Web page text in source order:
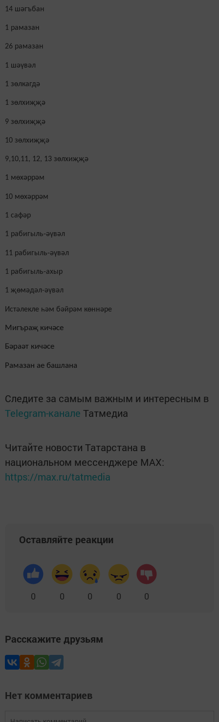
14 шәгъбан
1 рамазан
26 рамазан
1 шәүвәл
1 зөлкагдә
1 зөлхиҗҗә
9 зөлхиҗҗә
10 зөлхиҗҗә
9,10,11, 12, 13 зөлхиҗҗә
1 мөхәррәм
10 мөхәррәм
1 сафәр
1 рабигыль-әүвәл
11 рабигыль-әүвәл
1 рабигыль-ахыр
1 җөмәдәл-әүвәл
Истәлекле һәм бәйрәм көннәре
Мигъраҗ кичәсе
Бәраәт кичәсе
Рамазан ае башлана
Следите за самым важным и интересным в
Telegram-канале Татмедиа
Читайте новости Татарстана в
национальном мессенджере MАХ:
https://max.ru/tatmedia
Оставляйте реакции
0 0 0 0 0
Расскажите друзьям
Нет комментариев